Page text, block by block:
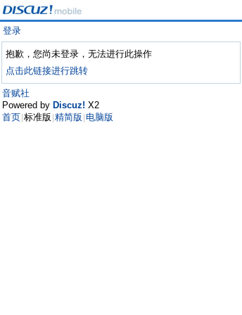
登录
抱歉，您尚未登录，无法进行此操作
点击此链接进行跳转
音赋社
Powered by Discuz! X2
首页 标准版 精简版 电脑版